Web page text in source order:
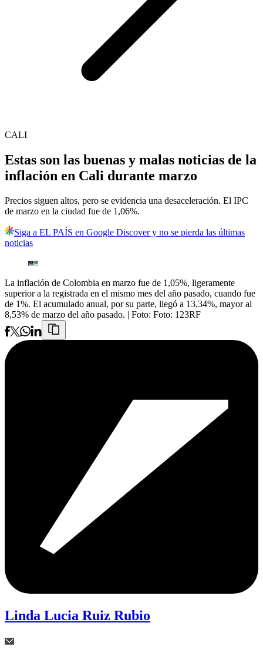
CALI
Estas son las buenas y malas noticias de la
inflación en Cali durante marzo
Precios siguen altos, pero se evidencia una desaceleración. El IPC
de marzo en la ciudad fue de 1,06%.
Siga a EL PAÍS en Google Discover y no se pierda las últimas
noticias
La inflación de Colombia en marzo fue de 1,05%, ligeramente
superior a la registrada en el mismo mes del año pasado, cuando fue
de 1%. El acumulado anual, por su parte, llegó a 13,34%, mayor al
8,53% de marzo del año pasado. | Foto: Foto: 123RF
Linda Lucia Ruiz Rubio